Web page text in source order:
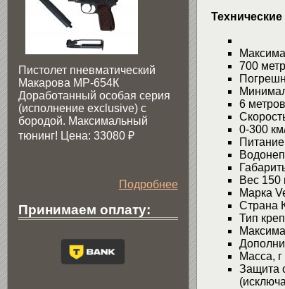
Технические
700
6 метров
0-300
Вес 150
Марка
Страна
Тип
Масса, г
Защита
Пистолет пневматический
Макарова МР-654К
Доработанный особая серия
(исполнение exclusive) c
бородой. Максимальный
тюнинг! Цена: 33080 ₽
Подробнее
Принимаем оплату: